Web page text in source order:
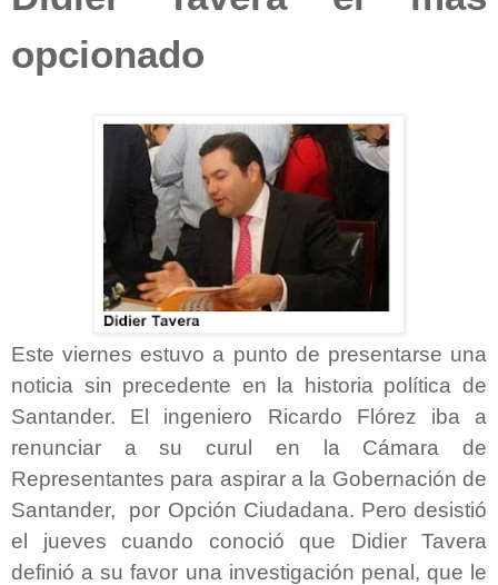
opcionado
Este viernes estuvo a punto de presentarse una
noticia sin precedente en la historia política de
Santander. El ingeniero Ricardo Flórez iba a
renunciar a su curul en la Cámara de
Representantes para aspirar a la Gobernación de
Santander, por Opción Ciudadana. Pero desistió
el jueves cuando conoció que Didier Tavera
definió a su favor una investigación penal, que le